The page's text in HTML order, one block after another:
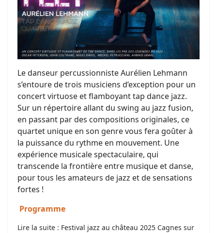
Le danseur percussionniste Aurélien Lehmann
s’entoure de trois musiciens d’exception pour un
concert virtuose et flamboyant tap dance jazz.
Sur un répertoireallant du swing au jazz fusion,
en passant par des compositions originales, ce
quartet unique en son genre vous fera goûter à
la puissance du rythme en mouvement. Une
expérience musicale spectaculaire, qui
transcende la frontière entre musique et danse,
pour tous les amateurs de jazz et de sensations
fortes !
Programme
Lire la suite : Festival jazz au château 2025 Cagnes sur